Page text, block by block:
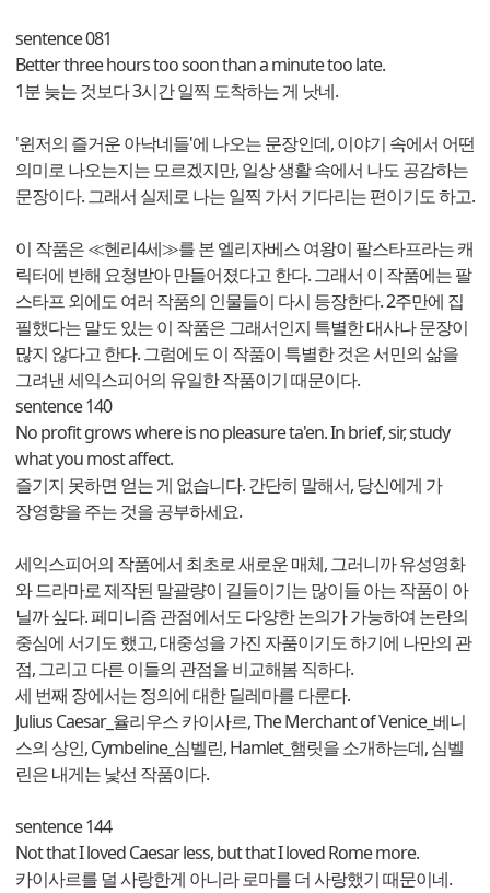
sentence 081
Better three hours too soon than a minute too late.
1분 늦는 것보다 3시간 일찍 도착하는 게 낫네.
'윈저의 즐거운 아낙네들'에 나오는 문장인데, 이야기 속에서 어떤
의미로 나오는지는 모르겠지만, 일상 생활 속에서 나도 공감하는
문장이다. 그래서 실제로 나는 일찍 가서 기다리는 편이기도 하고.
이 작품은 ≪헨리4세≫를 본 엘리자베스 여왕이 팔스타프라는 캐
릭터에 반해 요청받아 만들어졌다고 한다. 그래서 이 작품에는 팔
스타프 외에도 여러 작품의 인물들이 다시 등장한다. 2주만에 집
필했다는 말도 있는 이 작품은 그래서인지 특별한 대사나 문장이
많지 않다고 한다. 그럼에도 이 작품이 특별한 것은 서민의 삶을
그려낸 세익스피어의 유일한 작품이기 때문이다.
sentence 140
No profit grows where is no pleasure ta'en. In brief, sir, study
what you most affect.
즐기지 못하면 얻는 게 없습니다. 간단히 말해서, 당신에게 가
장영향을 주는 것을 공부하세요.
세익스피어의 작품에서 최초로 새로운 매체, 그러니까 유성영화
와 드라마로 제작된 말괄량이 길들이기는 많이들 아는 작품이 아
닐까 싶다. 페미니즘 관점에서도 다양한 논의가 가능하여 논란의
중심에 서기도 했고, 대중성을 가진 자품이기도 하기에 나만의 관
점, 그리고 다른 이들의 관점을 비교해봄 직하다.
세 번째 장에서는 정의에 대한 딜레마를 다룬다.
Julius Caesar_율리우스 카이사르, The Merchant of Venice_베니
스의 상인, Cymbeline_심벨린, Hamlet_햄릿을 소개하는데, 심벨
린은 내게는 낯선 작품이다.
sentence 144
Not that I loved Caesar less, but that I loved Rome more.
카이사르를 덜 사랑한게 아니라 로마를 더 사랑했기 때문이네.